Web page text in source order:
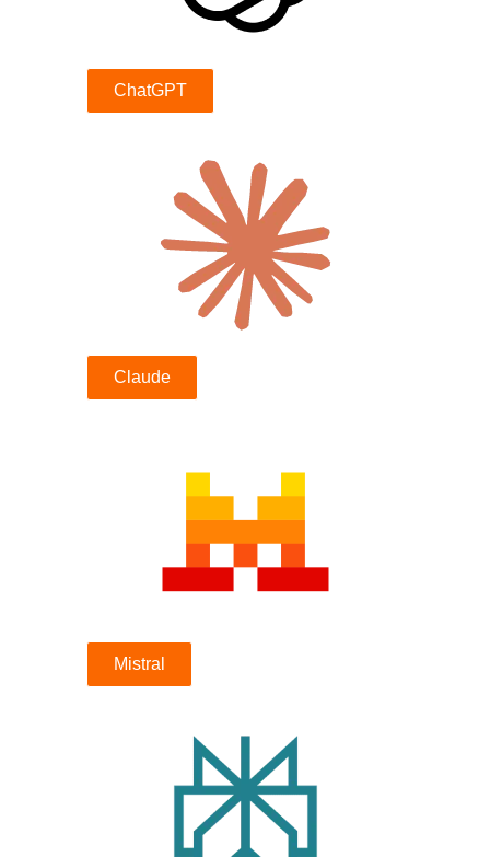
ChatGPT
Claude
Mistral